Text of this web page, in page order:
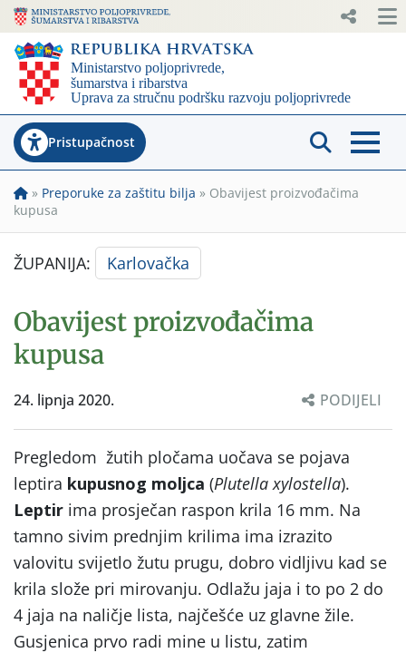
Pristupačnost
» Preporuke za zaštitu bilja » Obavijest proizvođačima
kupusa
ŽUPANIJA: Karlovačka
Obavijest proizvođačima
kupusa
24. lipnja 2020. PODIJELI
Pregledom žutih pločama uočava se pojava
leptira kupusnog moljca (Plutella xylostella).
Leptir ima prosječan raspon krila 16 mm. Na
tamno sivim prednjim krilima ima izrazito
valovitu svijetlo žutu prugu, dobro vidljivu kad se
krila slože pri mirovanju. Odlažu jaja i to po 2 do
4 jaja na naličje lista, najčešće uz glavne žile.
Gusjenica prvo radi mine u listu, zatim